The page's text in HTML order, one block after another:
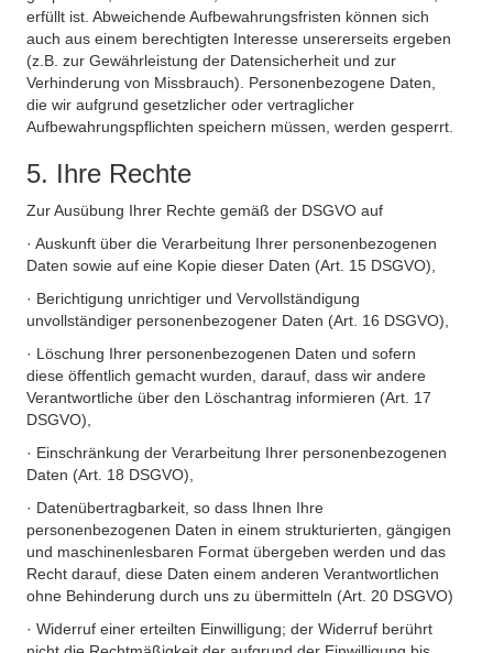
erfüllt ist. Abweichende Aufbewahrungsfristen können sich
auch aus einem berechtigten Interesse unsererseits ergeben
(z.B. zur Gewährleistung der Datensicherheit und zur
Verhinderung von Missbrauch). Personenbezogene Daten,
die wir aufgrund gesetzlicher oder vertraglicher
Aufbewahrungspflichten speichern müssen, werden gesperrt.
5. Ihre Rechte
Zur Ausübung Ihrer Rechte gemäß der DSGVO auf
· Auskunft über die Verarbeitung Ihrer personenbezogenen
Daten sowie auf eine Kopie dieser Daten (Art. 15 DSGVO),
· Berichtigung unrichtiger und Vervollständigung
unvollständiger personenbezogener Daten (Art. 16 DSGVO),
· Löschung Ihrer personenbezogenen Daten und sofern
diese öffentlich gemacht wurden, darauf, dass wir andere
Verantwortliche über den Löschantrag informieren (Art. 17
DSGVO),
· Einschränkung der Verarbeitung Ihrer personenbezogenen
Daten (Art. 18 DSGVO),
· Datenübertragbarkeit, so dass Ihnen Ihre
personenbezogenen Daten in einem strukturierten, gängigen
und maschinenlesbaren Format übergeben werden und das
Recht darauf, diese Daten einem anderen Verantwortlichen
ohne Behinderung durch uns zu übermitteln (Art. 20 DSGVO)
· Widerruf einer erteilten Einwilligung; der Widerruf berührt